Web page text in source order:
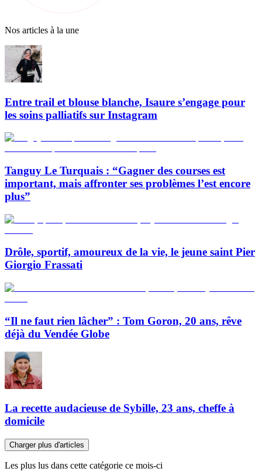
Nos articles à la une
Entre trail et blouse blanche, Isaure s’engage pour
les soins palliatifs sur Instagram
Tanguy Le Turquais : “Gagner des courses est
important, mais affronter ses problèmes l’est encore
plus”
Drôle, sportif, amoureux de la vie, le jeune saint Pier
Giorgio Frassati
“Il ne faut rien lâcher” : Tom Goron, 20 ans, rêve
déjà du Vendée Globe
La recette audacieuse de Sybille, 23 ans, cheffe à
domicile
Charger plus d'articles
Les plus lus dans cette catégorie ce mois-ci